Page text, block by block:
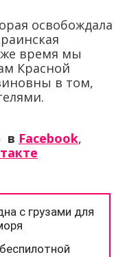
освобождала
же время мы
Красной
в том,
в Facebook,